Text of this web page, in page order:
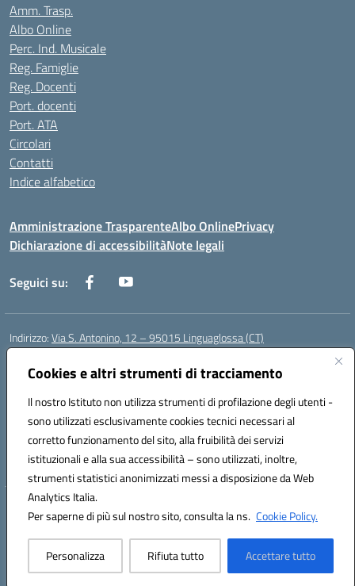
Cookies e altri strumenti di tracciamento
Il nostro Istituto non utilizza strumenti di profilazione degli utenti -
sono utilizzati esclusivamente cookies tecnici necessari al
corretto funzionamento del sito, alla fruibilità dei servizi
istituzionali e alla sua accessibilità – sono utilizzati, inoltre,
strumenti statistici anonimizzati messi a disposizione da Web
Analytics Italia.
Per saperne di più sul nostro sito, consulta la ns. Cookie Policy.
Personalizza Rifiuta tutto Accettare tutto
Amm. Trasp.
Albo Online
Perc. Ind. Musicale
Reg. Famiglie
Reg. Docenti
Port. docenti
Port. ATA
Circolari
Contatti
Indice alfabetico
Amministrazione TrasparenteAlbo OnlinePrivacy
Dichiarazione di accessibilitàNote legali
Seguici su:
Indirizzo:Via S. Antonino, 12 – 95015 Linguaglossa (CT)
Centralino:
Posta elettronica certificata (PEC):ctic83200r@pec.istruzione.it
Codice fiscale: 83002470876
Codice meccanografico:CTIC83200R
Codice Indice delle Pubbliche Amministrazioni (IPA): istsc_CTIC83200R
Codice unico di fatturazione (CUF): UF7TEB
Hosting & Powered by 3D Solution S.r.l.
Concept & Design by Designers Italia